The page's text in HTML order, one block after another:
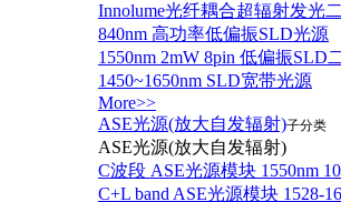
Innolume光纤耦合超辐射发光
840nm 高功率低偏振SLD光源
1550nm 2mW 8pin 低偏振SLD
1450~1650nm SLD宽带光源
More>>
ASE光源(放大自发辐射)子分类
ASE光源(放大自发辐射)
C波段 ASE光源模块 1550nm
C+L band ASE光源模块 1528-